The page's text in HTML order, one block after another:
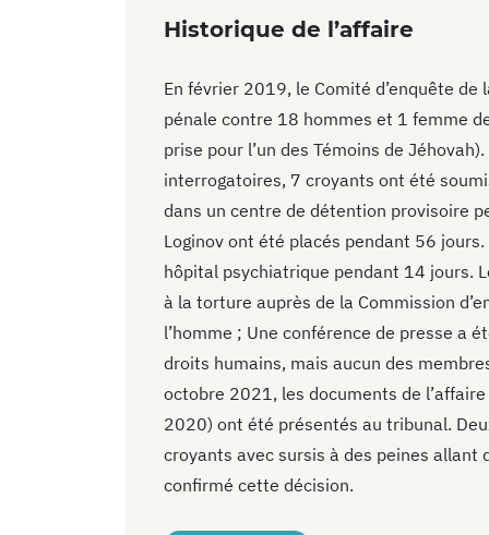
Historique de l’affaire
En février 2019, le Comité d’enquête
pénale contre 18 hommes et 1 femme
prise pour l’un des Témoins de
interrogatoires, 7 croyants ont été
dans un centre de détention provisoire
Loginov ont été placés pendant 56
hôpital psychiatrique pendant 14 jours.
à la torture auprès de la Commission
l’homme ; Une conférence de presse a
droits humains, mais aucun des
octobre 2021, les documents de
2020) ont été présentés au tribunal.
croyants avec sursis à des peines allant
confirmé cette décision.